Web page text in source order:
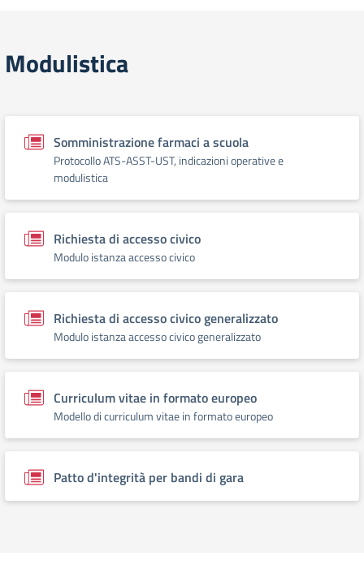
Modulistica
Somministrazione farmaci a scuola
Protocollo ATS-ASST-UST, indicazioni operative e
modulistica
Richiesta di accesso civico
Modulo istanza accesso civico
Richiesta di accesso civico generalizzato
Modulo istanza accesso civico generalizzato
Curriculum vitae in formato europeo
Modello di curriculum vitae in formato europeo
Patto d'integrità per bandi di gara